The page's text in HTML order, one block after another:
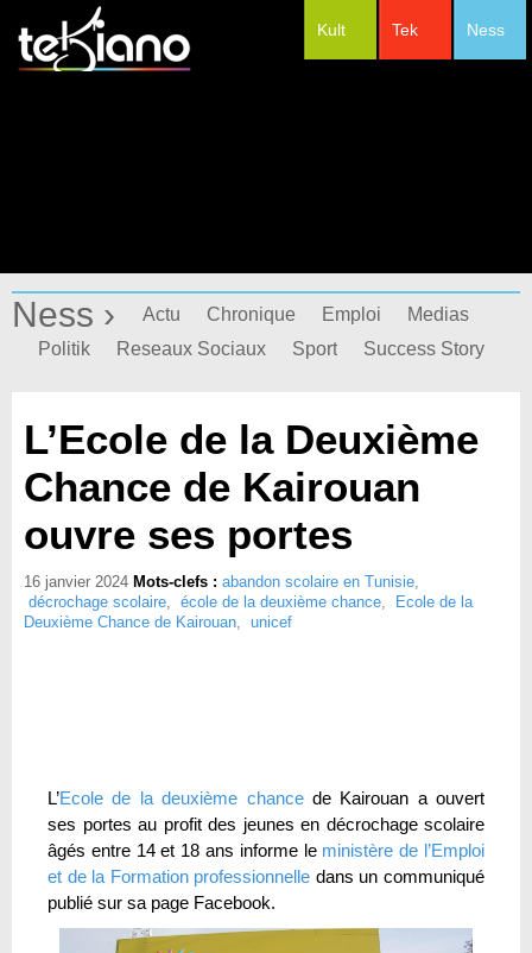
Ness
Tek
Kult
Ness › Actu Chronique Emploi
Medias
Politik
Reseaux Sociaux Sport Success Story
L’Ecole de la Deuxième
Chance de Kairouan
ouvre ses portes
16 janvier 2024 Mots-clefs : abandon scolaire en Tunisie,
décrochage scolaire, école de la deuxième chance,
Ecole de la
Deuxième Chance de Kairouan, unicef
L’Ecole de la deuxième chancede Kairouan a ouvert
ses portes au profit des jeunes en décrochage scolaire
âgés entre 14 et 18 ans informe le ministère de l’Emploi
et de la Formation professionnelle dans un communiqué
publié sur sa page Facebook.